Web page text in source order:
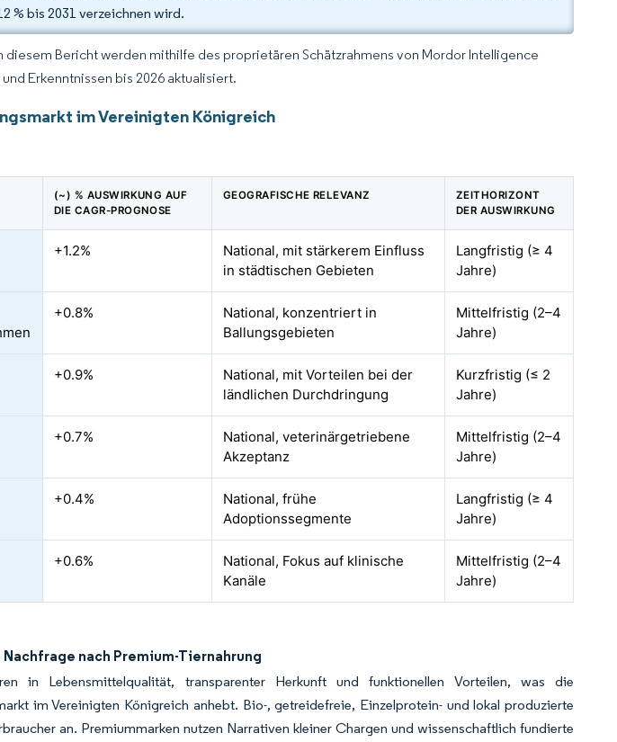
% bis 2031 verzeichnen wird.
diesem Bericht werden mithilfe des proprietären Schätzrahmens von Mordor Intelligence
Erkenntnissen bis 2026 aktualisiert.
im Vereinigten Königreich
(~) % AUSWIRKUNG AUF
DIE CAGR-PROGNOSE
GEOGRAFISCHE RELEVANZ
ZEITHORIZONT
DER AUSWIRKUNG
+1.2%
National, mit stärkerem Einfluss
in städtischen Gebieten
Langfristig (≥ 4
Jahre)
+0.8%
National, konzentriert in
Ballungsgebieten
Mittelfristig (2–4
Jahre)
+0.9%
National, mit Vorteilen bei der
ländlichen Durchdringung
Kurzfristig (≤ 2
Jahre)
+0.7%
National, veterinärgetriebene
Akzeptanz
Mittelfristig (2–4
Jahre)
+0.4%
National, frühe
Adoptionssegmente
Langfristig (≥ 4
Jahre)
+0.6%
National, Fokus auf klinische
Kanäle
Mittelfristig (2–4
Jahre)
nach Premium-Tiernahrung
in Lebensmittelqualität, transparenter Herkunft und funktionellen Vorteilen, was die
im Vereinigten Königreich anhebt. Bio-, getreidefreie, Einzelprotein- und lokal produzierte
an. Premiummarken nutzen Narrativen kleiner Chargen und wissenschaftlich fundierte